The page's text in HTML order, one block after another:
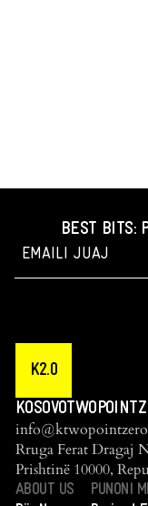
BEST BITS:
K2.0
Rruga Ferat Dragaj
Prishtinë 10000,
ABOUT US
PUNONI